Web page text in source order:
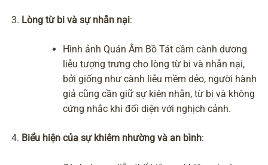
Lòng từ bi và sự nhẫn nại:
Hình ảnh Quán Âm Bồ Tát cầm cành dương
liễu tượng trưng cho lòng từ bi và nhẫn nại,
bởi giống như cành liễu mềm dẻo, người hành
giả cũng cần giữ sự kiên nhẫn, từ bi và không
cứng nhắc khi đối diện với nghịch cảnh.
Biểu hiện của sự khiêm nhường và an bình: